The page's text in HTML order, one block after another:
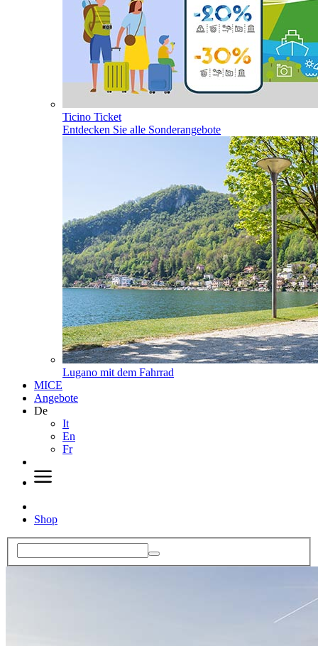
Ticino Ticket
Entdecken Sie alle Sonderangebote
Lugano mit dem Fahrrad
MICE
Angebote
De
It
En
Fr
Shop